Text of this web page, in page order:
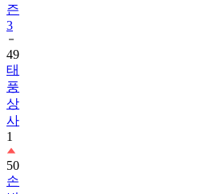
즌
3
49
태
풍
상
사
1
50
손